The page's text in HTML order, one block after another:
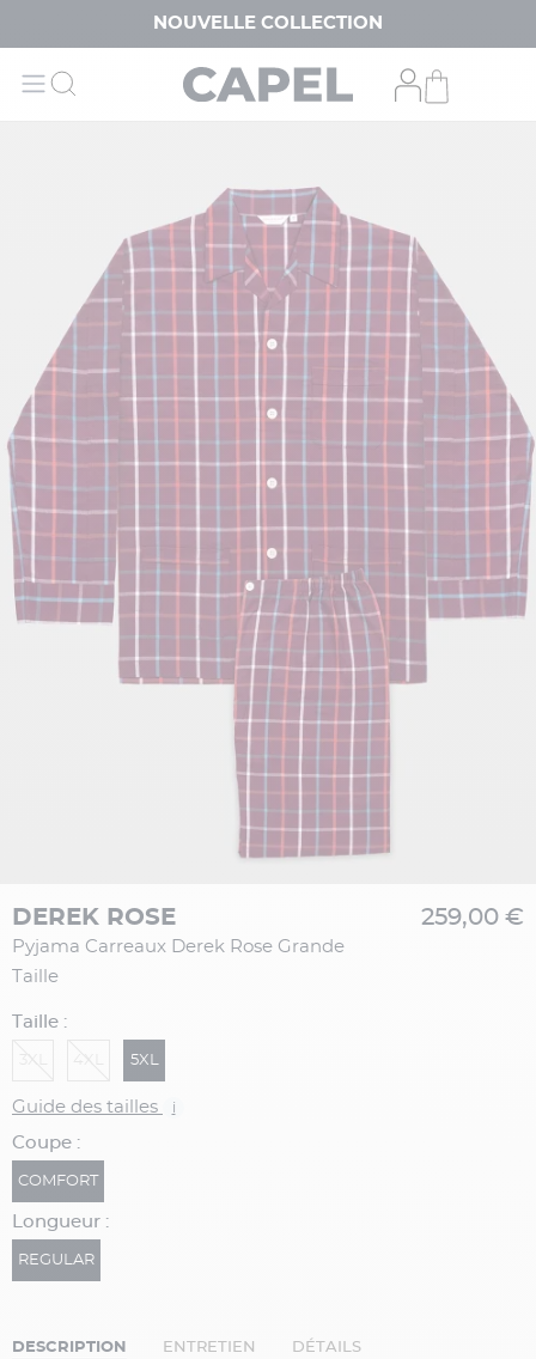
NOUVELLE COLLECTION
DEREK ROSE
Pyjama Carreaux Derek Rose Grande
Taille
259,00 €
Taille :
5XL
Guide des tailles i
Coupe :
COMFORT
Longueur :
REGULAR
DESCRIPTION ENTRETIEN DÉTAILS